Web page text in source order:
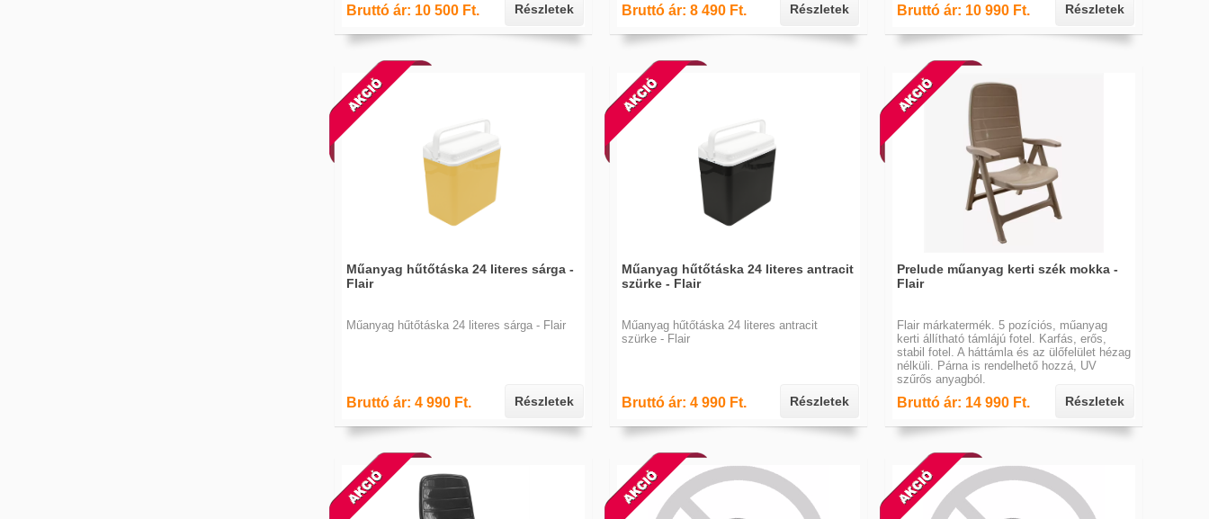
Bruttó ár: 10 500 Ft. Részletek Bruttó ár: 8 490 Ft. Részletek Bruttó ár: 10 990 Ft. Részletek
Műanyag hűtőtáska 24 literes sárga -
Flair
Műanyag hűtőtáska 24 literes sárga - Flair
Bruttó ár: 4 990 Ft. Részletek
Műanyag hűtőtáska 24 literes antracit
szürke - Flair
Műanyag hűtőtáska 24 literes antracit
szürke - Flair
Bruttó ár: 4 990 Ft. Részletek
Prelude műanyag kerti szék mokka -
Flair
Flair márkatermék. 5 pozíciós, műanyag
kerti állítható támlájú fotel. Karfás, erős,
stabil fotel. A háttámla és az ülőfelület hézag
nélküli. Párna is rendelhető hozzá, UV
szűrős anyagból.
Bruttó ár: 14 990 Ft. Részletek